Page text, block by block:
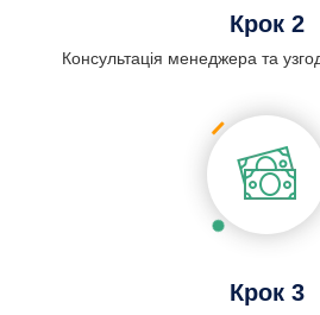
Крок 2
Консультація менеджера та
Крок 3